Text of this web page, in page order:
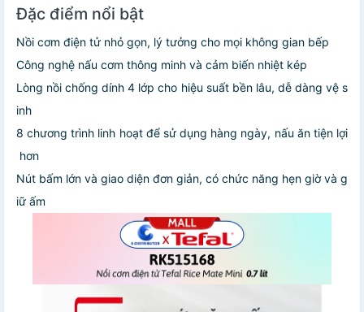
Đặc điểm nổi bật
Nồi cơm điện tử nhỏ gọn, lý tưởng cho mọi không gian bếp
Công nghệ nấu cơm thông minh và cảm biến nhiệt kép
Lòng nồi chống dính 4 lớp cho hiệu suất bền lâu, dễ dàng vệ s
inh
8 chương trình linh hoạt để sử dụng hàng ngày, nấu ăn tiện lợi
hơn
Nút bấm lớn và giao diện đơn giản, có chức năng hẹn giờ và g
iữ ấm